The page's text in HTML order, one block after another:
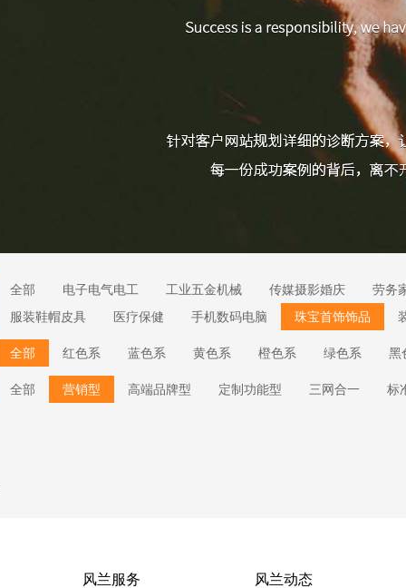
全部 电子电气电工 工业五金机械 传媒摄影婚庆 劳务
服装鞋帽皮具
医疗保健 手机数码电脑 珠宝首饰饰品
全部 红色系 蓝色系 黄色系 橙色系 绿色系 黑
全部 营销型 高端品牌型 定制功能型 三网合一 标
风兰服务 风兰动态